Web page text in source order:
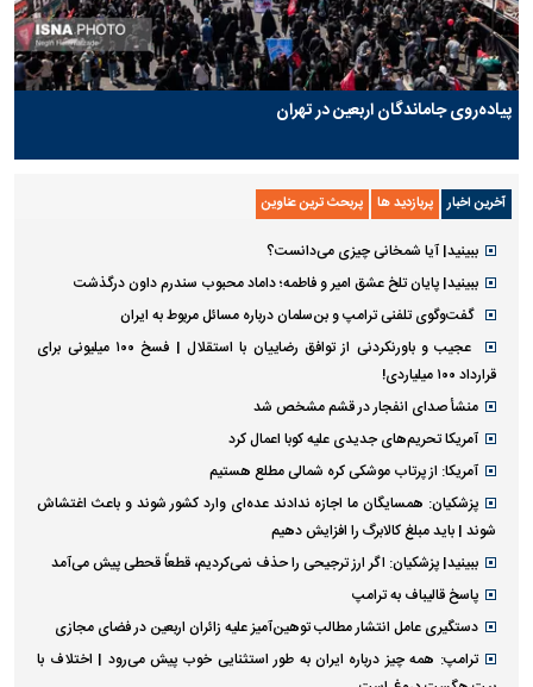
پیاده‌روی جاماندگان اربعین در تهران
آخرین اخبار پربازدید ها پربحث ترین عناوین
ببینید| آیا شمخانی چیزی می‌دانست؟
ببینید| پایان تلخ عشق امیر و فاطمه؛ داماد محبوب سندرم داون درگذشت
گفت‌وگوی تلفنی ترامپ و بن‌سلمان درباره مسائل مربوط به ایران
عجیب و باورنکردنی از توافق رضاییان با استقلال | فسخ ۱۰۰ میلیونی برای
قرارداد ۱۰۰ میلیاردی!
منشأ صدای انفجار در قشم مشخص شد
آمریکا تحریم‌های جدیدی علیه کوبا اعمال کرد
آمریکا: از پرتاب موشکی کره شمالی مطلع هستیم
پزشکیان: همسایگان ما اجازه ندادند عده‌ای وارد کشور شوند و باعث اغتشاش
شوند | باید مبلغ کالابرگ را افزایش دهیم
ببینید| پزشکیان: اگر ارز ترجیحی را حذف نمی‌کردیم، قطعاً قحطی پیش می‌آمد
پاسخ قالیباف به ترامپ
دستگیری عامل انتشار مطالب توهین‌آمیز علیه زائران اربعین در فضای مجازی
ترامپ: همه چیز درباره ایران به طور استثنایی خوب پیش می‌رود | اختلاف با